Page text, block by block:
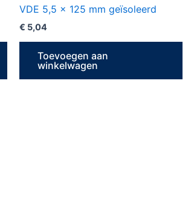
VDE 5,5 x 125 mm geïsoleerd
€ 5,04
Toevoegen aan
winkelwagen